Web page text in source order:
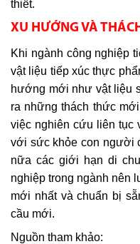
thiết.
XU HƯỚNG VÀ
Khi ngành công nghiệp
vật liệu tiếp xúc thực
hướng mới như vật liệu
ra những thách thức
việc nghiên cứu liên tục
với sức khỏe con người
nữa các giới hạn di
nghiệp trong ngành nên
mới nhất và chuẩn bị
cầu mới.
Nguồn tham khảo: